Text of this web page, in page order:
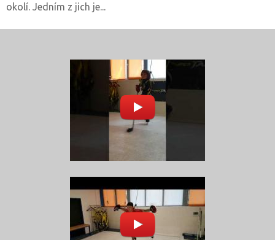
okolí. Jedním z jich je...